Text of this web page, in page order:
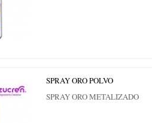
SPRAY ORO POLVO
SPRAY ORO METALIZADO